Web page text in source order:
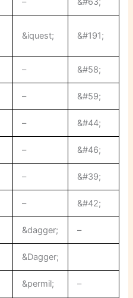
&iquest; &#191;
– &#58;
– &#59;
– &#44;
– &#46;
– &#39;
– &#42;
&dagger; –
&Dagger;
&permil; –